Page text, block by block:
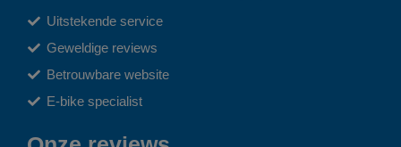
Uitstekende service
Geweldige reviews
Betrouwbare website
E-bike specialist